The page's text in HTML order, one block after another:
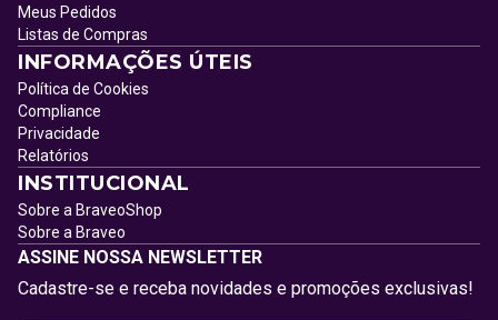
Meus Pedidos
Listas de Compras
INFORMAÇÕES ÚTEIS
Política de Cookies
Compliance
Privacidade
Relatórios
INSTITUCIONAL
Sobre a BraveoShop
Sobre a Braveo
ASSINE NOSSA NEWSLETTER
Cadastre-se e receba novidades e promoções exclusivas!